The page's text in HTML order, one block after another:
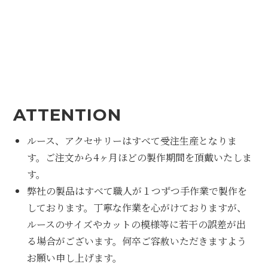
ATTENTION
ルース、アクセサリーはすべて受注生産となりま
す。ご注文から4ヶ月ほどの製作期間を頂戴いたしま
す。
弊社の製品はすべて職人が１つずつ手作業で製作を
しております。丁寧な作業を心がけておりますが、
ルースのサイズやカットの模様等に若干の誤差が出
る場合がございます。何卒ご容赦いただきますよう
お願い申し上げます。